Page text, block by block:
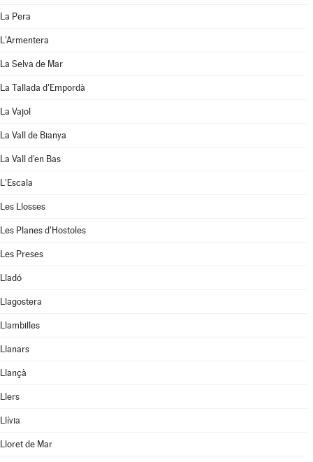
La Pera
L'Armentera
La Selva de Mar
La Tallada d'Empordà
La Vajol
La Vall de Bianya
La Vall d'en Bas
L'Escala
Les Llosses
Les Planes d'Hostoles
Les Preses
Lladó
Llagostera
Llambilles
Llanars
Llançà
Llers
Llívia
Lloret de Mar